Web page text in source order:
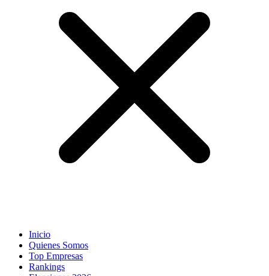
Inicio
Quienes Somos
Top Empresas
Rankings